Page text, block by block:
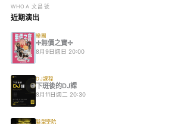
WHOA 文昌號
近期演出
樂團
✢無價之寶✢
8月9日週日 20:00
DJ課程
下班後的DJ課
8月11日週二 20:30
髮型學院